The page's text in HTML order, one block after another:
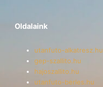
Oldalaink
utanfuto-alkatresz.hu
gep-szallito.hu
hajoszallito.hu
utanfuto-berles.hu